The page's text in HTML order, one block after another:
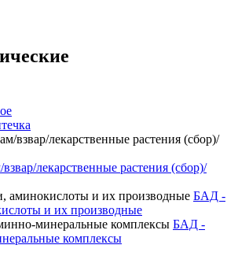
лекарственные растения (сбор)/
БАД -
и их производные
БАД -
комплексы